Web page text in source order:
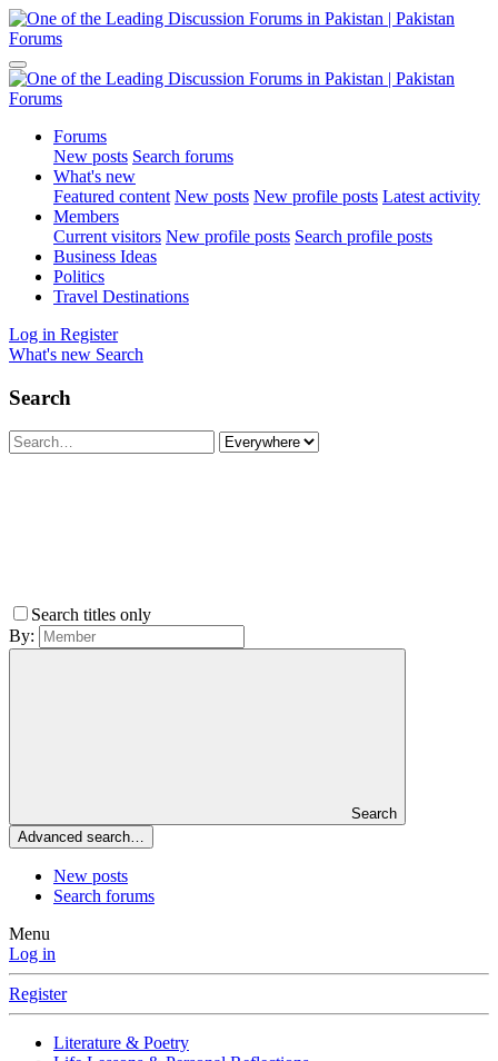
Forums
New posts Search forums
What's new
Featured content New posts New profile posts Latest activity
Members
Current visitors New profile posts Search profile posts
Business Ideas
Politics
Travel Destinations
Log in Register
What's new Search
Search
Search titles only
By:
Search
Advanced search…
New posts
Search forums
Menu
Log in
Register
Literature & Poetry